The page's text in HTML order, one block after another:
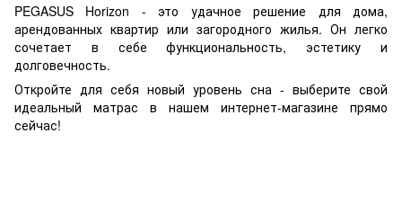
PEGASUS Horizon - это удачное решение для дома,
арендованных квартир или загородного жилья. Он легко
сочетает в себе функциональность, эстетику и
долговечность.
Откройте для себя новый уровень сна - выберите свой
идеальный матрас в нашем интернет-магазине прямо
сейчас!